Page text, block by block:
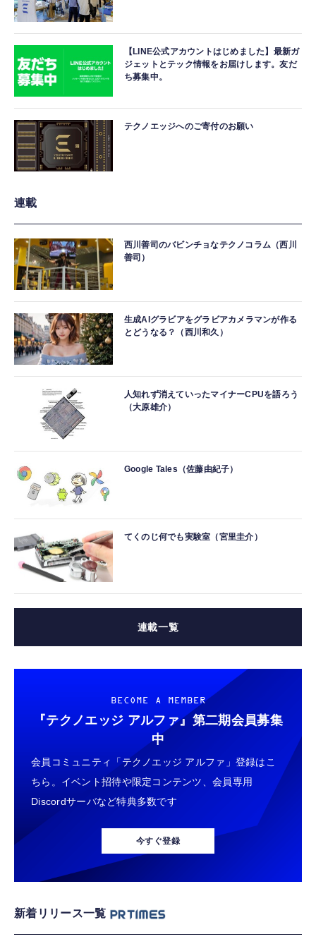
【LINE公式アカウントはじめました】最新ガ
ジェットとテック情報をお届けします。友だ
ち募集中。
テクノエッジへのご寄付のお願い
連載
西川善司のバビンチョなテクノコラム（西川
善司）
生成AIグラビアをグラビアカメラマンが作る
とどうなる？（西川和久）
人知れず消えていったマイナーCPUを語ろう
（大原雄介）
Google Tales（佐藤由紀子）
てくのじ何でも実験室（宮里圭介）
連載一覧
BECOME A MEMBER
『テクノエッジ アルファ』 第二期会員募集
中
会員コミュニティ「テクノエッジ アルファ」登録はこ
ちら。イベント招待や限定コンテンツ、会員専用
Discordサーバなど特典多数です
今すぐ登録
新着リリース一覧